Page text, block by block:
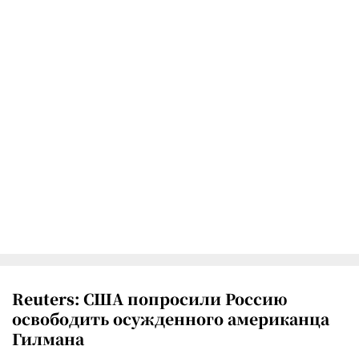
Reuters: США попросили Россию
освободить осужденного американца
Гилмана